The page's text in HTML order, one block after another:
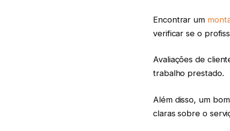
Encontrar um
verificar se o
Avaliações de
trabalho prestado.
Além disso, um
claras sobre o